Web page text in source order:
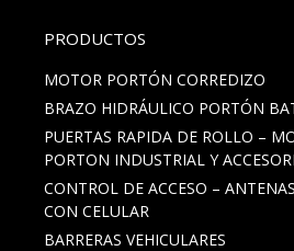
PRODUCTOS
MOTOR PORTÓN CORREDIZO
BRAZO HIDRÁULICO PORTÓN
PUERTAS RAPIDA DE ROLLO –
PORTON INDUSTRIAL Y
CONTROL DE ACCESO –
CON CELULAR
BARRERAS VEHICULARES